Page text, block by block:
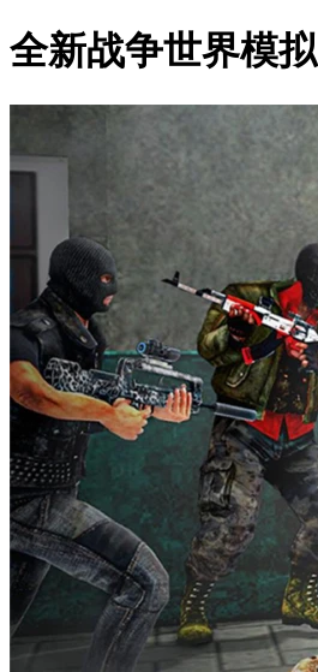
全新战争世界模拟